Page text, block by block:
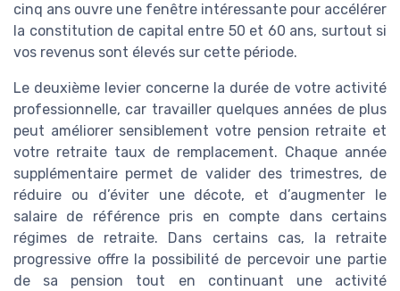
cinq ans ouvre une fenêtre intéressante pour accélérer
la constitution de capital entre 50 et 60 ans, surtout si
vos revenus sont élevés sur cette période.
Le deuxième levier concerne la durée de votre activité
professionnelle, car travailler quelques années de plus
peut améliorer sensiblement votre pension retraite et
votre retraite taux de remplacement. Chaque année
supplémentaire permet de valider des trimestres, de
réduire ou d’éviter une décote, et d’augmenter le
salaire de référence pris en compte dans certains
régimes de retraite. Dans certains cas, la retraite
progressive offre la possibilité de percevoir une partie
de sa pension tout en continuant une activité